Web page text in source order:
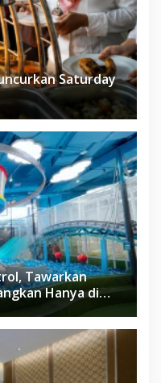
Saturday
Tawarkan
Hanya di